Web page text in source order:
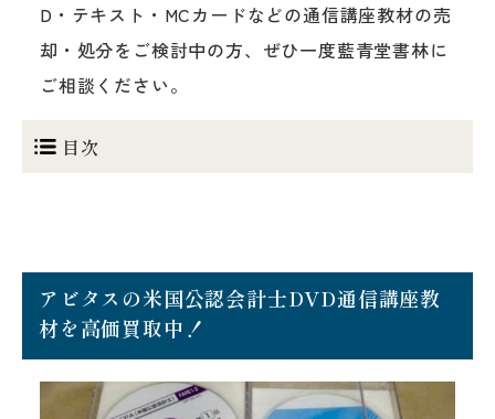
D・テキスト・MCカードなどの通信講座教材の売
却・処分をご検討中の方、ぜひ一度藍青堂書林に
ご相談ください。
目次
アビタスの米国公認会計士DVD通信講座教
材を高価買取中！